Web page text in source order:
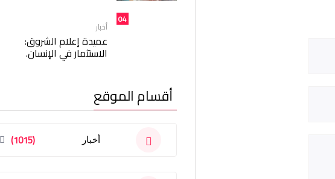
04
أخبار
عميدة إعلام الشروق:
الاستثمار في الإنسان.
أقسام الموقع
أخبار (1015)